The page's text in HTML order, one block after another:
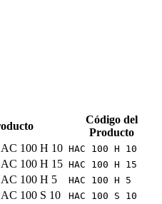
Código del
Producto
100 H 10 HAC 100 H 10
100 H 15 HAC 100 H 15
100 H 5 HAC 100 H 5
100 S 10 HAC 100 S 10